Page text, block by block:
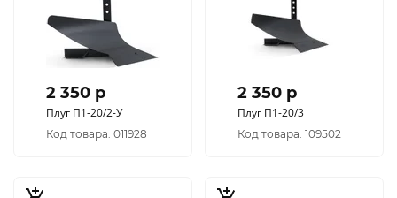
2 350 p
Плуг П1-20/2-У
Код товара: 011928
2 350 p
Плуг П1-20/3
Код товара: 109502